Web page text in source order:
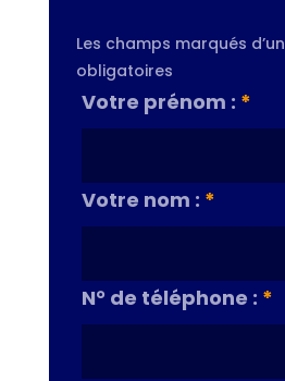
Les champs marqués d’un
obligatoires
Votre prénom : *
Votre nom : *
N° de téléphone : *